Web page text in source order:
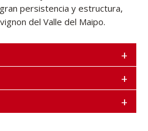
persistencia y estructura,
del Valle del Maipo.